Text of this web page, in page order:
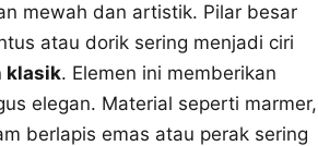
mewah dan artistik. Pilar besar
atau dorik sering menjadi ciri
klasik. Elemen ini memberikan
elegan. Material seperti marmer,
berlapis emas atau perak sering